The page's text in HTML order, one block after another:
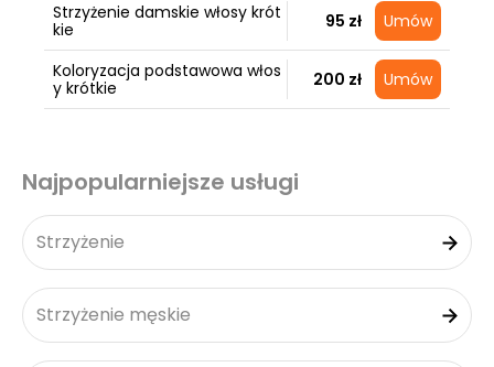
Strzyżenie damskie włosy krót
kie
95 zł Umów
Koloryzacja podstawowa włos
y krótkie
200 zł Umów
Najpopularniejsze usługi
Strzyżenie
Strzyżenie męskie